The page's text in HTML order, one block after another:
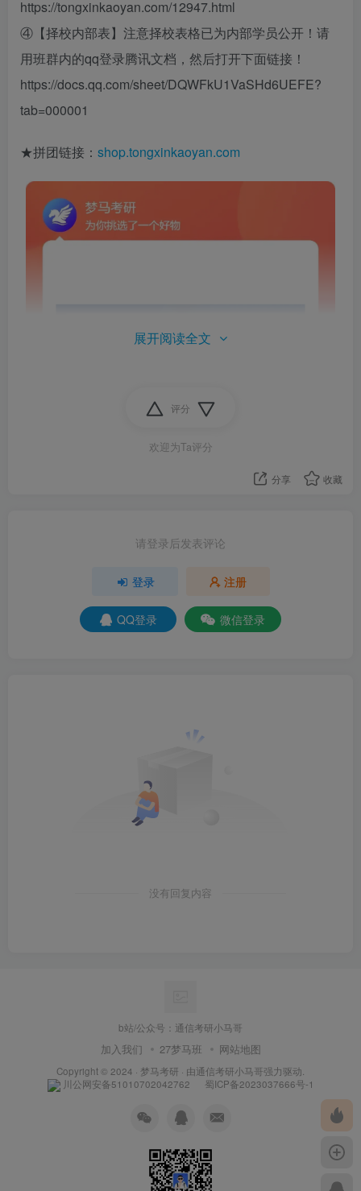
https://tongxinkaoyan.com/12947.html
④【择校内部表】注意择校表格已为内部学员公开！请
用班群内的qq登录腾讯文档，然后打开下面链接！
https://docs.qq.com/sheet/DQWFkU1VaSHd6UEFE?
tab=000001
★拼团链接： shop.tongxinkaoyan.com
展开阅读全文
评分
欢迎为Ta评分
分享 收藏
请登录后发表评论
登录 注册
QQ登录 微信登录
没有回复内容
b站/公众号：通信考研小马哥
加入我们 27梦马班 网站地图
Copyright © 2024 · 梦马考研 · 由通信考研小马哥强力驱动.
川公网安备51010702042762
蜀ICP备2023037666号-1